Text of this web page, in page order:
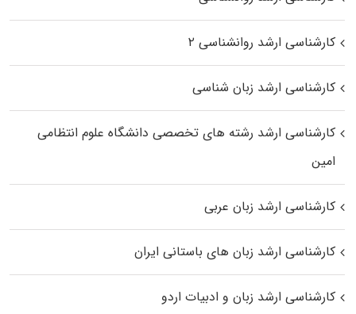
کارشناسی ارشد روانشناسی ۲
کارشناسی ارشد زبان شناسی
کارشناسی ارشد رﺷﺘﻪ ﻫﺎی تخصصی داﻧﺸﮕﺎه ﻋﻠﻮم انتظامی
اﻣﻴﻦ
کارشناسی ارشد زبان عربی
کارشناسی ارشد زبان‌ های باستانی ایران
کارشناسی ارشد زبان و ادبیات اردو